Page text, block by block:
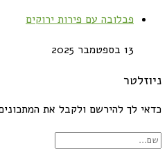
פבלובה עם פירות ירוקים
13 בספטמבר 2025
ניוזלטר
כדאי לך להירשם ולקבל את